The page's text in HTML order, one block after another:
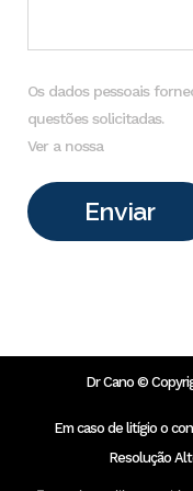
Os dados pessoais
questões solicitadas.
Ver a nossa
Dr Cano ©
Em caso de litígio o
Resolução
Centro de